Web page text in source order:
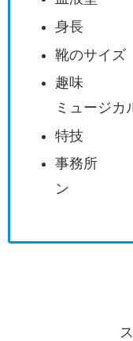
身長
靴のサイ
趣味 ダ
ミュージカ
特技 ダ
事務所
ン